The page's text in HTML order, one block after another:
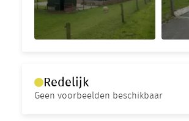
Redelijk
Geen voorbeelden beschikbaar